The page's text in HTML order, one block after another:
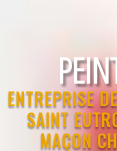
ENTREPRISE
SAINT
MAÇON